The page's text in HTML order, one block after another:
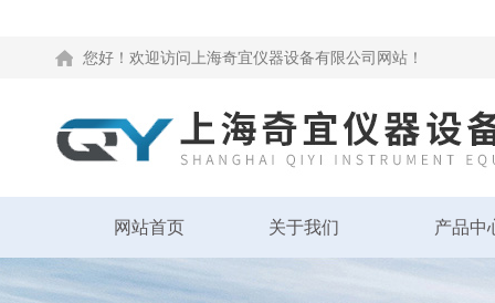
您好！欢迎访问上海奇宜仪器设备有限公司网站！
网站首页 关于我们 产品中